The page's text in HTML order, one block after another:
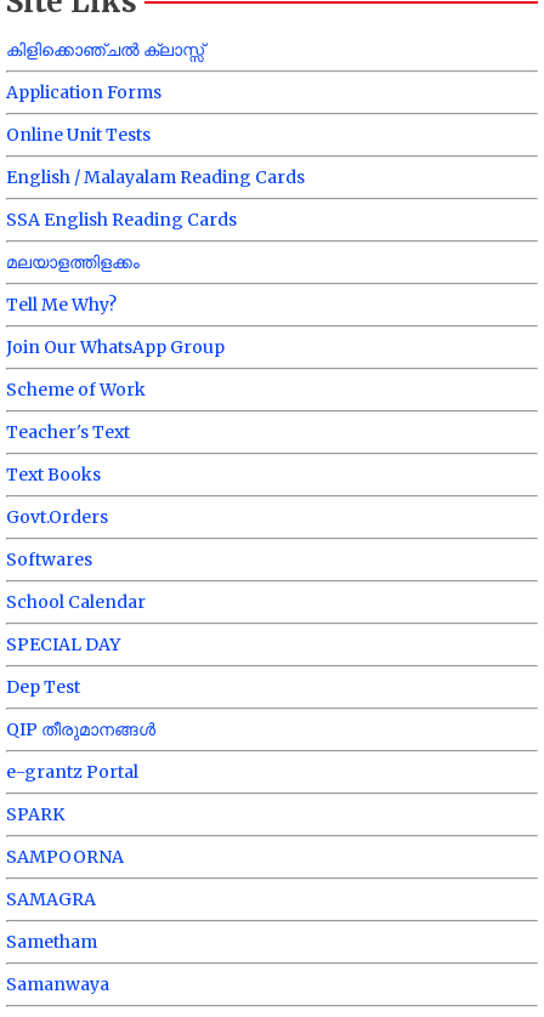
കിളിക്കൊഞ്ചൽ ക്ലാസ്സ്
Application Forms
Online Unit Tests
English / Malayalam Reading Cards
SSA English Reading Cards
മലയാളത്തിളക്കം
Tell Me Why?
Join Our WhatsApp Group
Scheme of Work
Teacher's Text
Text Books
Govt.Orders
Softwares
School Calendar
SPECIAL DAY
Dep Test
QIP തീരുമാനങ്ങൾ
e-grantz Portal
SPARK
SAMPOORNA
SAMAGRA
Sametham
Samanwaya